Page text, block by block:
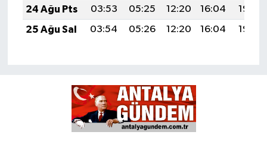
24 Ağu Pts
03:53 05:25 12:20 16:04
19:05
25 Ağu Sal
03:54 05:26 12:20 16:04 19:04